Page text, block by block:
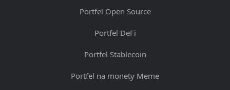
Portfel Open Source
Portfel DeFi
Portfel Stablecoin
Portfel na monety Meme